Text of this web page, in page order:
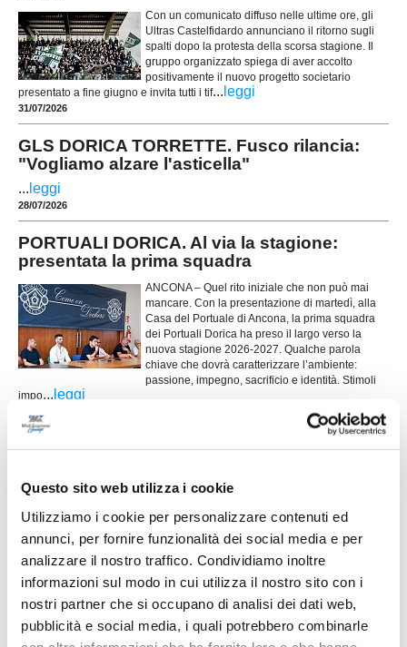
Questo sito web utilizza i cookie
Utilizziamo i cookie per personalizzare contenuti ed
annunci, per fornire funzionalità dei social media e per
analizzare il nostro traffico. Condividiamo inoltre
informazioni sul modo in cui utilizza il nostro sito con i
nostri partner che si occupano di analisi dei dati web,
pubblicità e social media, i quali potrebbero combinarle
Con un comunicato diffuso nelle ultime ore, gli
Ultras Castelfidardo annunciano il ritorno sugli
spalti dopo la protesta della scorsa stagione. Il
gruppo organizzato spiega di aver accolto
positivamente il nuovo progetto societario
presentato a fine giugno e invita tutti i tif... leggi
31/07/2026
GLS DORICA TORRETTE. Fusco rilancia:
"Vogliamo alzare l'asticella"
... leggi
28/07/2026
PORTUALI DORICA. Al via la stagione:
presentata la prima squadra
ANCONA – Quel rito iniziale che non può mai
mancare. Con la presentazione di martedì, alla
Casa del Portuale di Ancona, la prima squadra
dei Portuali Dorica ha preso il largo verso la
nuova stagione 2026-2027. Qualche parola
chiave che dovrà caratterizzare l’ambiente:
passione, impegno, sacrificio e identità. Stimoli
impo... leggi
CASTELFIDARDO. Ecco chi è il nuovo
Il Castelfidardo ha ufficializzato la nomina di
sportivo, affidandogli il compito di guidare l'area
tecnica in vista della nuova stagione.
Origin...
FC OSIMO. Tesserato il giovane attacante
Romeo Guidobaldi